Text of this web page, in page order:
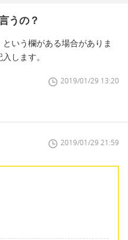
うの？
いう欄がある場合がありま
します。
2019/01/29 13:20
2019/01/29 21:59